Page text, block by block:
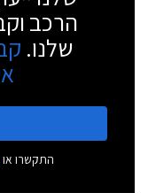
הרכב
שלנו.
התקשרו או